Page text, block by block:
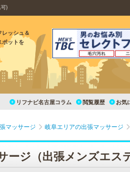
)
レッシュ＆
ポットを
リフナビ名古屋コラム 閲覧履歴 お気
マッサージ 岐阜エリアの出張マッサージ
ージ（出張メンズエス